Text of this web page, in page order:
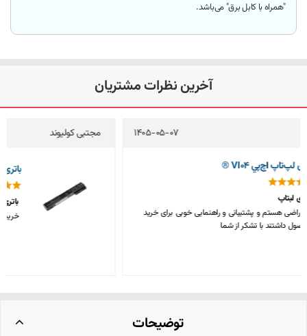
"همراه با کابل برق"می‌باشد.
آخرین نظرات مشتریان
1405-05-04
خریدی بسیار قیمت مناسب و باکیفیت، متشکرم
توضیحات